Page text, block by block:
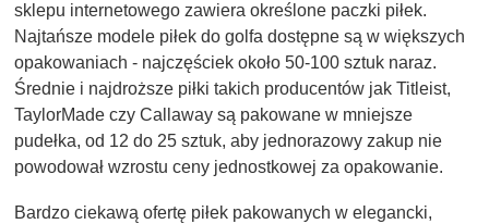
sklepu internetowego zawiera określone paczki piłek.
Najtańsze modele piłek do golfa dostępne są w większych
opakowaniach - najczęściek około 50-100 sztuk naraz.
Średnie i najdroższe piłki takich producentów jak Titleist,
TaylorMade czy Callaway są pakowane w mniejsze
pudełka, od 12 do 25 sztuk, aby jednorazowy zakup nie
powodował wzrostu ceny jednostkowej za opakowanie.
Bardzo ciekawą ofertę piłek pakowanych w elegancki,